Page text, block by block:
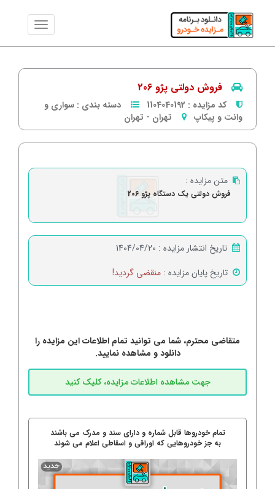
فروش دولتی پژو 206
کد مزایده : 1104040192 دسته بندی : سواری و
وانت و پیکاپ
تهران - تهران
متن مزایده :
فروش دولتی یک دستگاه پژو 206
تاریخ انتشار مزایده : 1404/04/20
تاریخ پایان مزایده : منقضی گردید!
متقاضی محترم، شما می توانید تمام اطلاعات این مزایده را
دانلود و مشاهده نمایید.
تمام خودروها قابل شماره و دارای سند و مدرک می باشند
به جز خودروهایی که اوراقی و اسقاطی اعلام می شوند